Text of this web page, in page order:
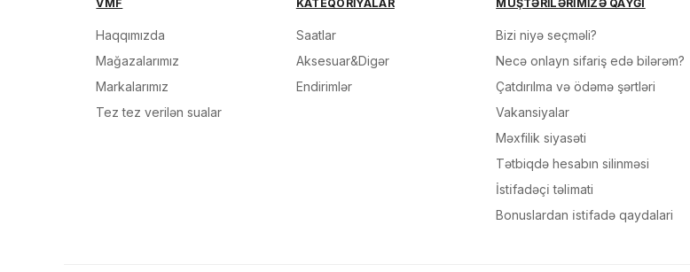
VMF
Haqqımızda
Mağazalarımız
Markalarımız
Tez tez verilən sualar
KATEQORİYALAR
Saatlar
Aksesuar&Digər
Endirimlər
MÜŞTƏRİLƏRİMİZƏ QAYĞI
Bizi niyə seçməli?
Necə onlayn sifariş edə bilərəm?
Çatdırılma və ödəmə şərtləri
Vakansiyalar
Məxfilik siyasəti
Tətbiqdə hesabın silinməsi
İsti̇fadəçi̇ təli̇mati
Bonuslardan i̇sti̇fadə qaydalari